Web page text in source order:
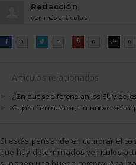
Redacción
ver más artículos

FACEBOOK
0 
TWITTER0 
PINTEREST
0 
GOOGLE0
¿En qué se diferencian los SUV de
Cupra Formentor, un nuevo
Si estás pensando en comprar el
que hay determinados vehículos